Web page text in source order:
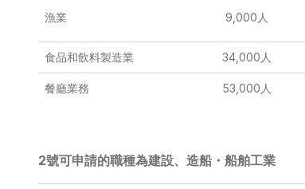
漁業 9,000人
食品和飲料製造業 34,000人
餐廳業務 53,000人
2號可申請的職種為建設、造船・船舶工業